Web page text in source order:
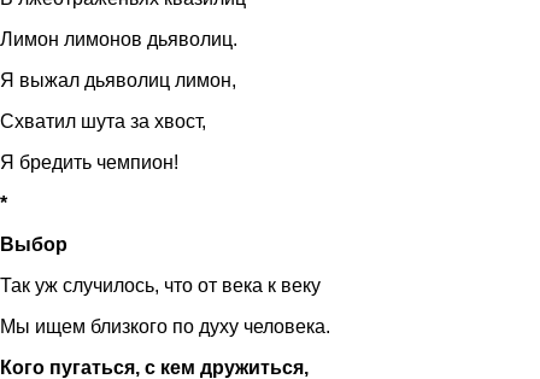
Лимон лимонов дьяволиц.
Я выжал дьяволиц лимон,
Схватил шута за хвост,
Я бредить чемпион!
*
Выбор
Так уж случилось, что от века к веку
Мы ищем близкого по духу человека.
Кого пугаться, с кем дружиться,